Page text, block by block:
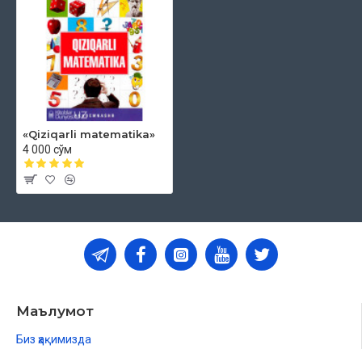
«Qiziqarli matematika»
4 000 сўм
Маълумот
Биз ҳақимизда